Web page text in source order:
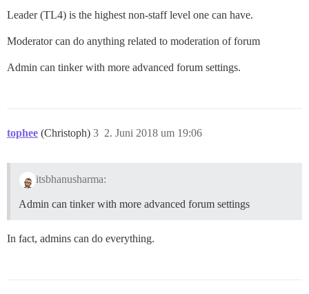
Leader (TL4) is the highest non-staff level one can have.
Moderator can do anything related to moderation of forum
Admin can tinker with more advanced forum settings.
tophee (Christoph) 2. Juni 2018 um 19:06
3
itsbhanusharma:
Admin can tinker with more advanced forum settings
In fact, admins can do everything.